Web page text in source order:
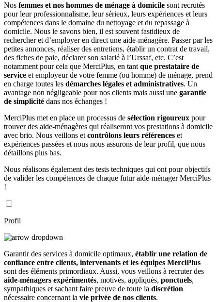
Nos femmes et nos hommes de ménage à domicile sont recrutés
pour leur professionnalisme, leur sérieux, leurs expériences et leurs
compétences dans le domaine du nettoyage et du repassage à
domicile. Nous le savons bien, il est souvent fastidieux de
rechercher et d’employer en direct une aide-ménagère. Passer par les
petites annonces, réaliser des entretiens, établir un contrat de travail,
des fiches de paie, déclarer son salarié à l’Urssaf, etc. C’est
notamment pour cela que MerciPlus, en tant que prestataire de
service et employeur de votre femme (ou homme) de ménage, prend
en charge toutes les démarches légales et administratives. Un
avantage non négligeable pour nos clients mais aussi une garantie
de simplicité dans nos échanges !
MerciPlus met en place un processus de sélection rigoureux pour
trouver des aide-ménagères qui réaliseront vos prestations à domicile
avec brio. Nous veillons et contrôlons leurs références et
expériences passées et nous nous assurons de leur profil, que nous
détaillons plus bas.
Nous réalisons également des tests techniques qui ont pour objectifs
de valider les compétences de chaque futur aide-ménager MerciPlus
!
Profil
Garantir des services à domicile optimaux, établir une relation de
confiance entre clients, intervenants et les équipes MerciPlus
sont des éléments primordiaux. Aussi, vous veillons à recruter des
aide-ménagers expérimentés, motivés, appliqués, ponctuels,
sympathiques et sachant faire preuve de toute la discrétion
nécessaire concernant la vie privée de nos clients.